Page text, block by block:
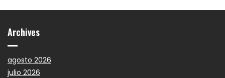
Archives
agosto 2026
julio 2026